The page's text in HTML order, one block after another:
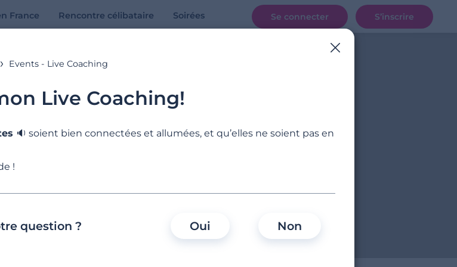
France Rencontre célibataire Soirées Se connecter S’inscrire
en ligne
Events - Live Coaching
Live Coaching!
🔉 soient bien connectées et allumées, et qu’elles ne soient pas en
!
question ? Oui Non